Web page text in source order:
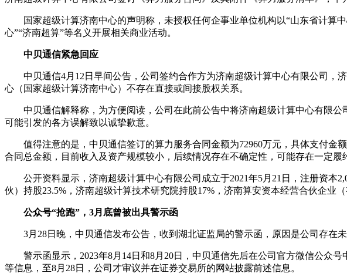
国家超级计算济南中心的声明称，未授权任何企事业单位机构以“山东省计算中
心”“济南超算”等名义开展相关商业活动。
中贝通信紧急回应
中贝通信4月12日早间公告，公司签约合作方为济南超级计算中心有限公司，
心（国家超级计算济南中心）不存在直接或间接股权关系。
中贝通信解释称，为方便阅读，公司在此前公告中将济南超级计算中心有限公
可能引发的各方误解致以诚挚歉意。
值得注意的是，中贝通信签订的算力服务合同金额为72960万元，具体支付金
合同总金额，目前收入及资产规模较小，后续情况存在不确定性，可能存在一定履
公开资料显示，济南超级计算中心有限公司成立于2021年5月21日，注册资本
伙）持股23.5%，济南超级计算技术研究院持股17%，济南算安资本经营合伙企业
公众号“抢跑”，3月底曾被出具警示函
3月28日晚，中贝通信发布公告，收到湖北证监局的警示函，原因是公司存在未
警示函显示，2023年8月14日和8月20日，中贝通信先后在公司官方微信公众号
等信息，至8月28日，公司才审议并在证券交易所的网站披露前述信息。